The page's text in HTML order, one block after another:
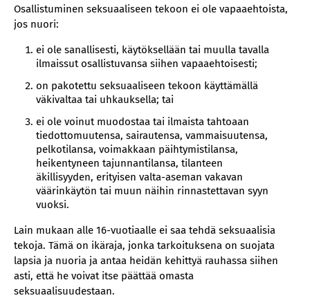
Osallistuminen seksuaaliseen tekoon ei ole vapaaehtoista,
jos nuori:
ei ole sanallisesti, käytöksellään tai muulla tavalla
ilmaissut osallistuvansa siihen vapaaehtoisesti;
on pakotettu seksuaaliseen tekoon käyttämällä
väkivaltaa tai uhkauksella; tai
ei ole voinut muodostaa tai ilmaista tahtoaan
tiedottomuutensa, sairautensa, vammaisuutensa,
pelkotilansa, voimakkaan päihtymistilansa,
heikentyneen tajunnantilansa, tilanteen
äkillisyyden, erityisen valta-aseman vakavan
väärinkäytön tai muun näihin rinnastettavan syyn
vuoksi.
Lain mukaan alle 16-vuotiaalle ei saa tehdä seksuaalisia
tekoja. Tämä on ikäraja, jonka tarkoituksena on suojata
lapsia ja nuoria ja antaa heidän kehittyä rauhassa siihen
asti, että he voivat itse päättää omasta
seksuaalisuudestaan.